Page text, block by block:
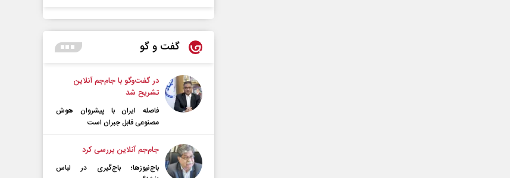
گفت و گو
در گفت‌و‌گو با جام‌جم آنلاین
تشریح شد
فاصله ایران با پیشرو‌ان هوش
مصنوعی قابل جبران است
جام‌جم آنلاین بررسی کرد
باج‌نیوزها؛ باج‌گیری در لباس